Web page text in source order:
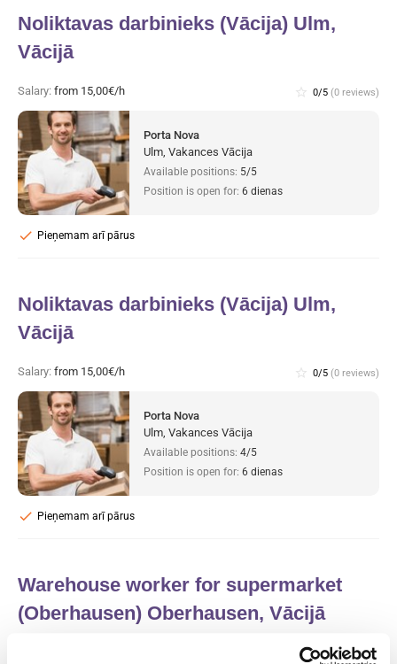
Noliktavas darbinieks (Vācija) Ulm,
Vācijā
Salary: from 15,00€/h star_border 0/5 (0 reviews)
Porta Nova
Ulm, Vakances Vācija
Available positions: 5/5
Position is open for: 6 dienas
Pieņemam arī pārus
check
Noliktavas darbinieks (Vācija) Ulm,
Vācijā
Salary: from 15,00€/h star_border 0/5 (0 reviews)
Porta Nova
Ulm, Vakances Vācija
Available positions: 4/5
Position is open for: 6 dienas
Pieņemam arī pārus
check
Warehouse worker for supermarket
(Oberhausen) Oberhausen, Vācijā
star_border 0/5(0 reviews)